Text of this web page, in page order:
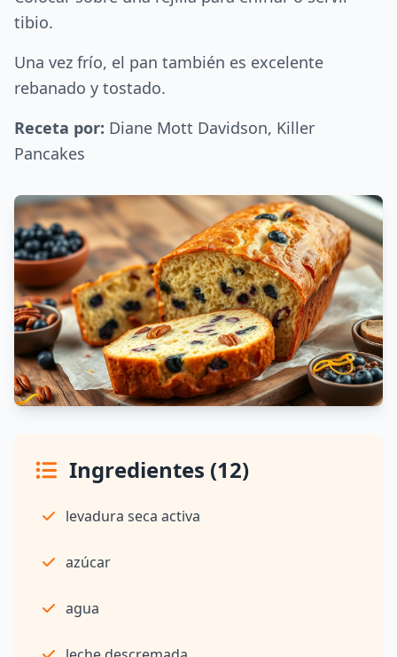
tibio.
Una vez frío, el pan también es excelente
rebanado y tostado.
Receta por: Diane Mott Davidson, Killer
Pancakes
Ingredientes (12)
levadura seca activa
azúcar
agua